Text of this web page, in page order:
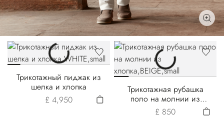
Трикотажный пиджак из
шелка и хлопка
£ 4,950
Трикотажная рубашка
поло на молнии из
хлопка
£ 850